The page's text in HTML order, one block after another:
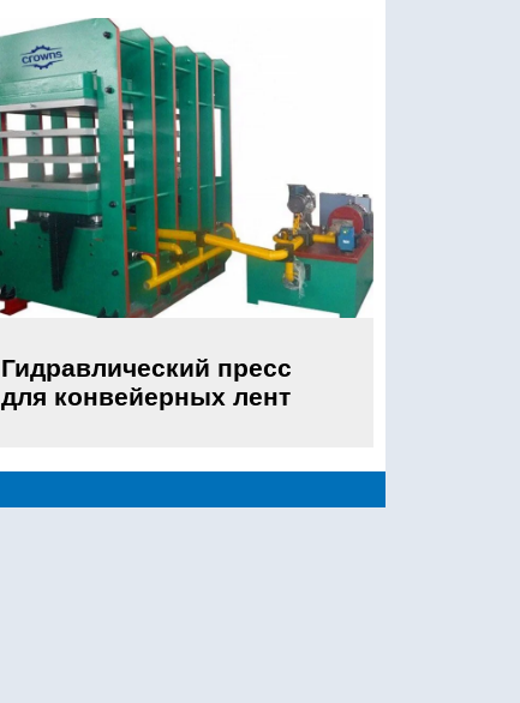
Гидравлический пресс
для конвейерных лент